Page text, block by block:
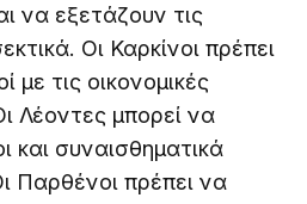
να εξετάζουν τις
Οι Καρκίνοι πρέπει
με τις οικονομικές
Λέοντες μπορεί να
και συναισθηματικά
Παρθένοι πρέπει να